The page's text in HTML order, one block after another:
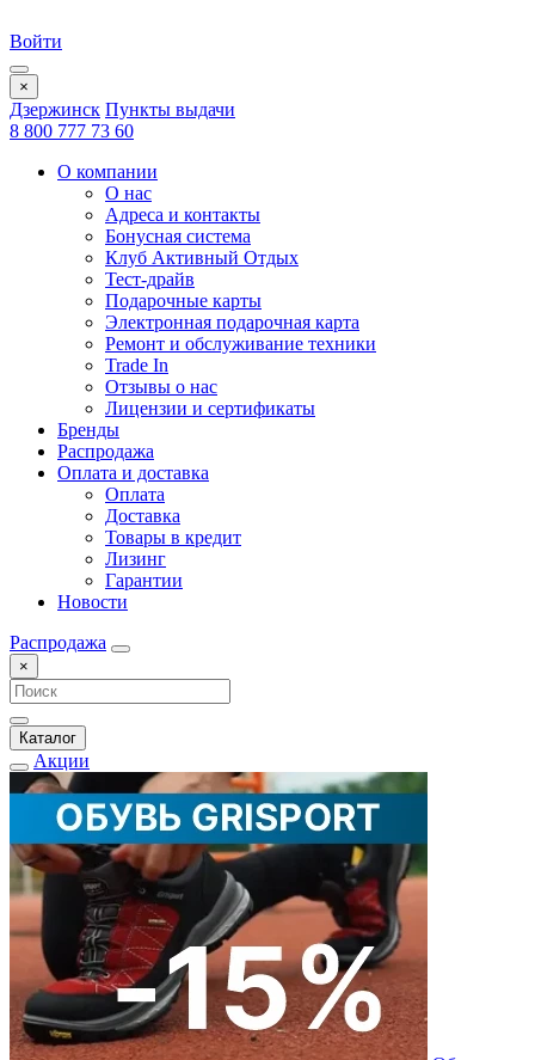
Войти
×
Дзержинск Пункты выдачи
8 800 777 73 60
О компании
О нас
Адреса и контакты
Бонусная система
Клуб Активный Отдых
Тест-драйв
Подарочные карты
Электронная подарочная карта
Ремонт и обслуживание техники
Trade In
Отзывы о нас
Лицензии и сертификаты
Бренды
Распродажа
Оплата и доставка
Оплата
Доставка
Товары в кредит
Лизинг
Гарантии
Новости
Распродажа
×
Каталог
Акции